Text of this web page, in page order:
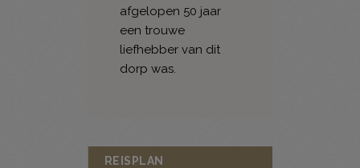
afgelopen 50 jaar
een trouwe
liefhebber van dit
dorp was.
REISPLAN